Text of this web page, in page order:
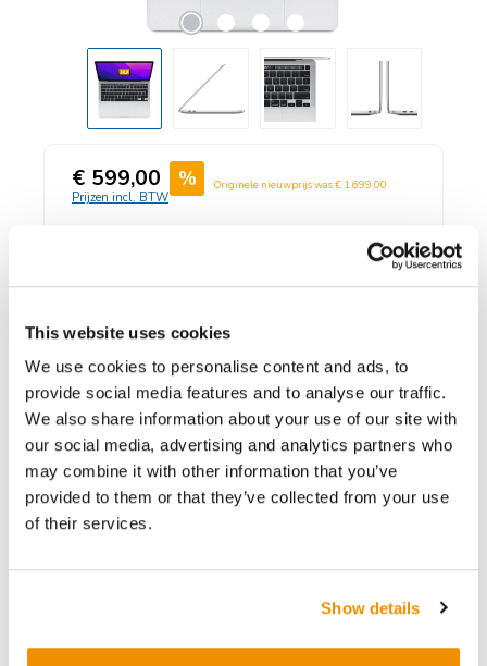
This website uses cookies
We use cookies to personalise content and ads, to
provide social media features and to analyse our traffic.
We also share information about your use of our site with
our social media, advertising and analytics partners who
may combine it with other information that you’ve
provided to them or that they’ve collected from your use
of their services.
Show details
Verkoopprijs:
€ 599,00 % Originele nieuwprijs wasNormale prijs:
€ 1.699,00
Prijzen incl. BTW
Cosmetische
Licht gebruiktLicht gebruikt
Producthoeveelheid: Voer de gewenste hoeveelheid in of gebruik de knoppen
In winkelwagen
Vergelijk product
Bij iUsed altijd inclusief;